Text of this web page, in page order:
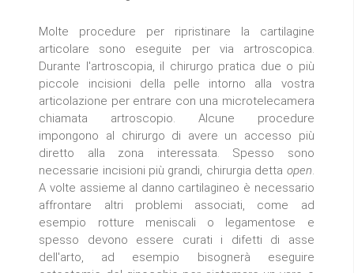
Molte procedure per ripristinare la cartilagine
articolare sono eseguite per via artroscopica.
Durante l'artroscopia, il chirurgo pratica due o più
piccole incisioni della pelle intorno alla vostra
articolazione per entrare con una microtelecamera
chiamata artroscopio. Alcune procedure
impongono al chirurgo di avere un accesso più
diretto alla zona interessata. Spesso sono
necessarie incisioni più grandi, chirurgia detta open.
A volte assieme al danno cartilagineo è necessario
affrontare altri problemi associati, come ad
esempio rotture meniscali o legamentose e
spesso devono essere curati i difetti di asse
dell'arto, ad esempio bisognerà eseguire